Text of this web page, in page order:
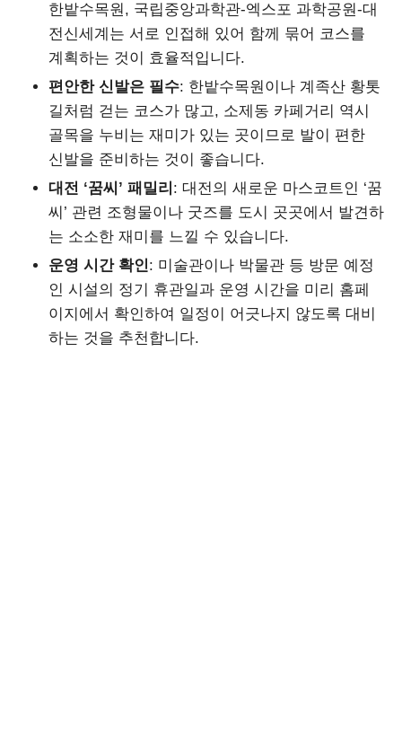
한밭수목원, 국립중앙과학관-엑스포 과학공원-대
전신세계는 서로 인접해 있어 함께 묶어 코스를
계획하는 것이 효율적입니다.
편안한 신발은 필수: 한밭수목원이나 계족산 황톳
길처럼 걷는 코스가 많고, 소제동 카페거리 역시
골목을 누비는 재미가 있는 곳이므로 발이 편한
신발을 준비하는 것이 좋습니다.
대전 ‘꿈씨’ 패밀리 : 대전의 새로운 마스코트인 ‘꿈
씨’ 관련 조형물이나 굿즈를 도시 곳곳에서 발견하
는 소소한 재미를 느낄 수 있습니다.
운영 시간 확인: 미술관이나 박물관 등 방문 예정
인 시설의 정기 휴관일과 운영 시간을 미리 홈페
이지에서 확인하여 일정이 어긋나지 않도록 대비
하는 것을 추천합니다.